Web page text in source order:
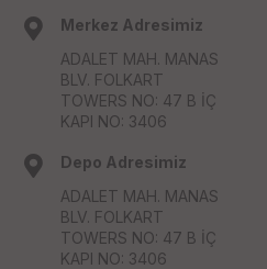
Merkez Adresimiz
ADALET MAH. MANAS
BLV. FOLKART
TOWERS NO: 47 B İÇ
KAPI NO: 3406
Depo Adresimiz
ADALET MAH. MANAS
BLV. FOLKART
TOWERS NO: 47 B İÇ
KAPI NO: 3406